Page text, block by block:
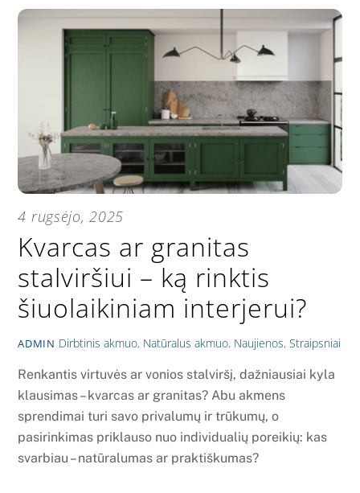
4 rugsėjo, 2025
Kvarcas ar granitas
stalviršiui – ką rinktis
šiuolaikiniam interjerui?
ADMIN Dirbtinis akmuo, Natūralus akmuo, Naujienos, Straipsniai
Renkantis virtuvės ar vonios stalviršį, dažniausiai kyla
klausimas – kvarcas ar granitas? Abu akmens
sprendimai turi savo privalumų ir trūkumų, o
pasirinkimas priklauso nuo individualių poreikių: kas
svarbiau – natūralumas ar praktiškumas?